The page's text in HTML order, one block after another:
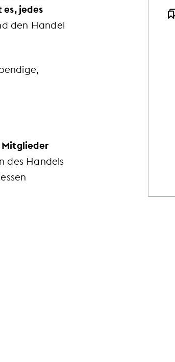
es, jedes
den Handel
Mitglieder
des Handels